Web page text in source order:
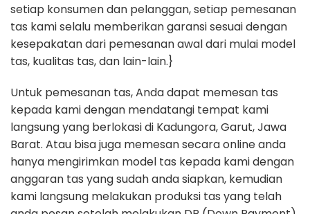
setiap konsumen dan pelanggan, setiap pemesanan
tas kami selalu memberikan garansi sesuai dengan
kesepakatan dari pemesanan awal dari mulai model
tas, kualitas tas, dan lain-lain.}
Untuk pemesanan tas, Anda dapat memesan tas
kepada kami dengan mendatangi tempat kami
langsung yang berlokasi di Kadungora, Garut, Jawa
Barat. Atau bisa juga memesan secara online anda
hanya mengirimkan model tas kepada kami dengan
anggaran tas yang sudah anda siapkan, kemudian
kami langsung melakukan produksi tas yang telah